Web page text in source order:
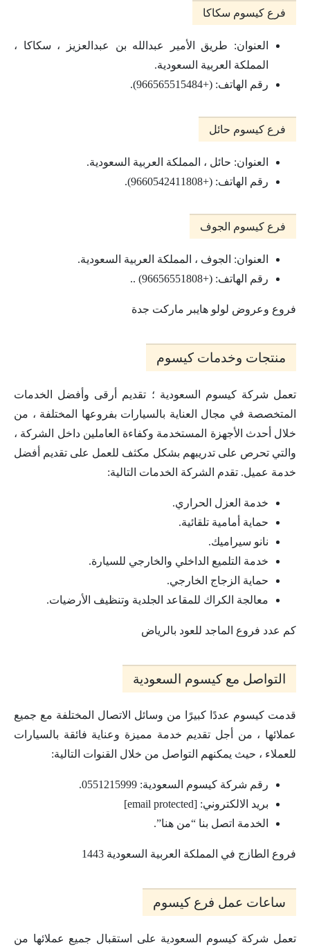
فرع كيسوم سكاكا
العنوان: طريق الأمير عبدالله بن عبدالعزيز ، سكاكا ،
المملكة العربية السعودية.
رقم الهاتف: (+966565515484).
فرع كيسوم حائل
العنوان: حائل ، المملكة العربية السعودية.
رقم الهاتف: (+9660542411808).
فرع كيسوم الجوف
العنوان: الجوف ، المملكة العربية السعودية.
رقم الهاتف: (+96656551808) ..
فروع وعروض لولو هايبر ماركت جدة
منتجات وخدمات كيسوم
تعمل شركة كيسوم السعودية ؛ تقديم أرقى وأفضل الخدمات
المتخصصة في مجال العناية بالسيارات بفروعها المختلفة ، من
خلال أحدث الأجهزة المستخدمة وكفاءة العاملين داخل الشركة ،
والتي تحرص على تدريبهم بشكل مكثف للعمل على تقديم أفضل
خدمة عميل. تقدم الشركة الخدمات التالية:
خدمة العزل الحراري.
حماية أمامية تلقائية.
نانو سيراميك.
خدمة التلميع الداخلي والخارجي للسيارة.
حماية الزجاج الخارجي.
معالجة الكراك للمقاعد الجلدية وتنظيف الأرضيات.
كم عدد فروع الماجد للعود بالرياض
التواصل مع كيسوم السعودية
قدمت كيسوم عددًا كبيرًا من وسائل الاتصال المختلفة مع جميع
عملائها ، من أجل تقديم خدمة مميزة وعناية فائقة بالسيارات
للعملاء ، حيث يمكنهم التواصل من خلال القنوات التالية:
رقم شركة كيسوم السعودية: 0551215999.
بريد الالكتروني: [email protected]
الخدمة اتصل بنا “من هنا”.
فروع الطازج في المملكة العربية السعودية 1443
ساعات عمل فرع كيسوم
تعمل شركة كيسوم السعودية على استقبال جميع عملائها من